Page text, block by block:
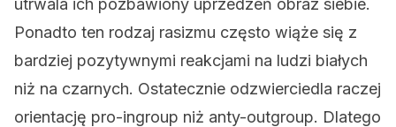
utrwala ich pozbawiony uprzedzeń obraz siebie.
Ponadto ten rodzaj rasizmu często wiąże się z
bardziej pozytywnymi reakcjami na ludzi białych
niż na czarnych. Ostatecznie odzwierciedla raczej
orientację pro-ingroup niż anty-outgroup. Dlatego